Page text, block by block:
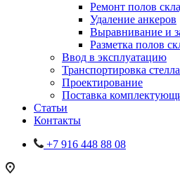
Ремонт полов
Удаление анкеров
Выравнивание и
Разметка полов
Ввод в эксплуатацию
Транспортировка
Проектирование
Поставка
Статьи
Контакты
+7 916 448 88 08